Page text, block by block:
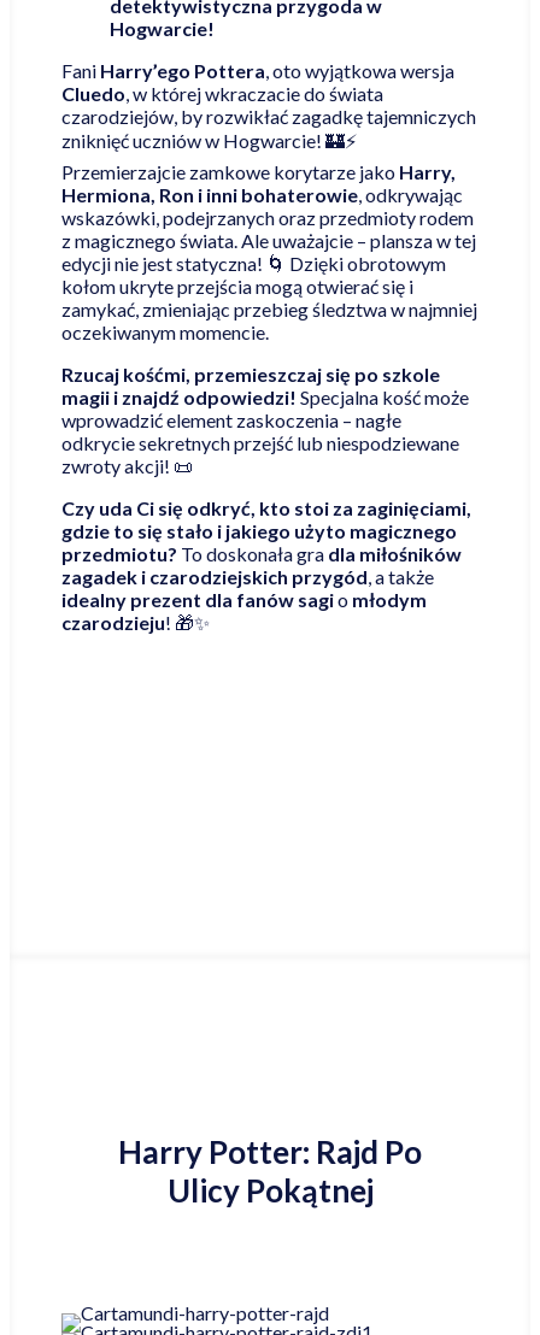
detektywistyczna przygoda w
Hogwarcie!
Fani Harry’ego Pottera, oto wyjątkowa wersja
Cluedo, w której wkraczacie do świata
czarodziejów, by rozwikłać zagadkę tajemniczych
zniknięć uczniów w Hogwarcie! 🏰⚡
Przemierzajcie zamkowe korytarze jako Harry,
Hermiona, Ron i inni bohaterowie, odkrywając
wskazówki, podejrzanych oraz przedmioty rodem
z magicznego świata. Ale uważajcie – plansza w tej
edycji nie jest statyczna! 🌀 Dzięki obrotowym
kołom ukryte przejścia mogą otwierać się i
zamykać, zmieniając przebieg śledztwa w najmniej
oczekiwanym momencie.
Rzucaj kośćmi, przemieszczaj się po szkole
magii i znajdź odpowiedzi! Specjalna kość może
wprowadzić element zaskoczenia – nagłe
odkrycie sekretnych przejść lub niespodziewane
zwroty akcji! 📜
Czy uda Ci się odkryć, kto stoi za zaginięciami,
gdzie to się stało i jakiego użyto magicznego
przedmiotu? To doskonała gra dla miłośników
zagadek i czarodziejskich przygód, a także
idealny prezent dla fanów sagio młodym
czarodzieju! 🎁✨
Harry Potter: Rajd Po
Ulicy Pokątnej